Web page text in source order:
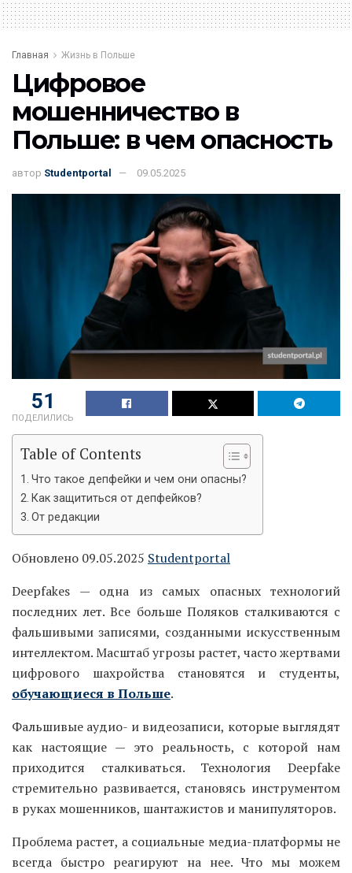
Главная Жизнь в Польше
Цифровое
мошенничество в
Польше: в чем опасность
автор Studentportal 09.05.2025
51
ПОДЕЛИЛИСЬ
Table of Contents
Что такое депфейки и чем они опасны?
Как защититься от депфейков?
От редакции
Обновлено 09.05.2025 Studentportal
Deepfakes — одна из самых опасных технологий
последних лет. Все больше Поляков сталкиваются с
фальшивыми записями, созданными искусственным
интеллектом. Масштаб угрозы растет, часто жертвами
цифрового шахройства становятся и студенты,
обучающиеся в Польше.
Фальшивые аудио- и видеозаписи, которые выглядят
как настоящие — это реальность, с которой нам
приходится сталкиваться. Технология Deepfake
стремительно развивается, становясь инструментом
в руках мошенников, шантажистов и манипуляторов.
Проблема растет, а социальные медиа-платформы не
всегда быстро реагируют на нее. Что мы можем